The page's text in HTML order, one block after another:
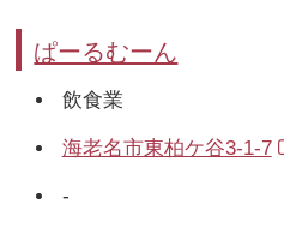
ぱーるむーん
飲食業
海老名市東柏ケ谷3-1-7
-